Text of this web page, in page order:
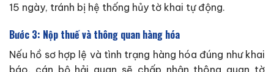
15 ngày, tránh bị hệ thống hủy tờ khai tự động.
Bước 3: Nộp thuế và thông quan hàng hóa
Nếu hồ sơ hợp lệ và tình trạng hàng hóa đúng như khai